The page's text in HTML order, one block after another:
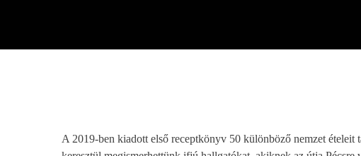
A 2019-ben kiadott első receptkönyv 50 különböző nemzet ételeit